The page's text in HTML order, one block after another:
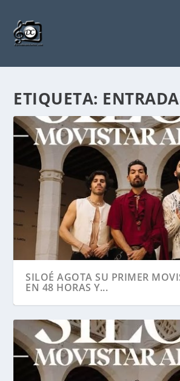
ETIQUETA:
SILOÉ AGOTA SU PRIMER
EN 48 HORAS Y...